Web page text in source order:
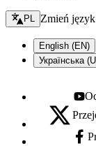
Zmień język -
PL Zmień
English (EN)
Українська
X - otwiera